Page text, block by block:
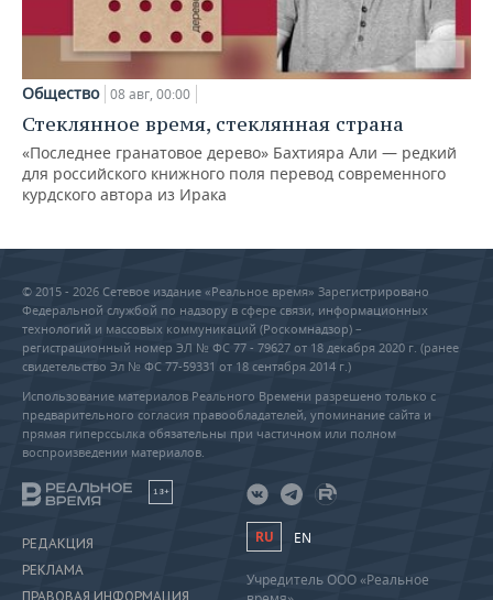
Общество 08 авг, 00:00
Стеклянное время, стеклянная страна
«Последнее гранатовое дерево» Бахтияра Али — редкий
для российского книжного поля перевод современного
курдского автора из Ирака
© 2015 - 2026 Сетевое издание «Реальное время» Зарегистрировано
Федеральной службой по надзору в сфере связи, информационных
технологий и массовых коммуникаций (Роскомнадзор) –
регистрационный номер ЭЛ № ФС 77 - 79627 от 18 декабря 2020 г. (ранее
свидетельство Эл № ФС 77-59331 от 18 сентября 2014 г.)
Использование материалов Реального Времени разрешено только с
предварительного согласия правообладателей, упоминание сайта и
прямая гиперссылка обязательны при частичном или полном
воспроизведении материалов.
18+
РЕДАКЦИЯ
РЕКЛАМА
ПРАВОВАЯ ИНФОРМАЦИЯ
RU EN
Учредитель ООО «Реальное